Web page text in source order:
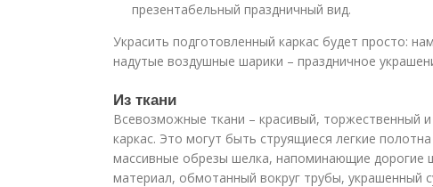
презентабельный праздничный вид.
Украсить подготовленный каркас будет просто:
надутые воздушные шарики – праздничное
Из ткани
Всевозможные ткани – красивый, торжественный
каркас. Это могут быть струящиеся легкие
массивные обрезы шелка, напоминающие дорогие
материал, обмотанный вокруг трубы, украшенный